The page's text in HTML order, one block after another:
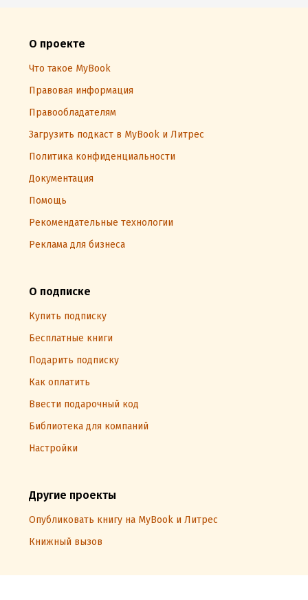
О проекте
Что такое MyBook
Правовая информация
Правообладателям
Загрузить подкаст в MyBook и Литрес
Политика конфиденциальности
Документация
Помощь
Рекомендательные технологии
Реклама для бизнеса
О подписке
Купить подписку
Бесплатные книги
Подарить подписку
Как оплатить
Ввести подарочный код
Библиотека для компаний
Настройки
Другие проекты
Опубликовать книгу на MyBook и Литрес
Книжный вызов